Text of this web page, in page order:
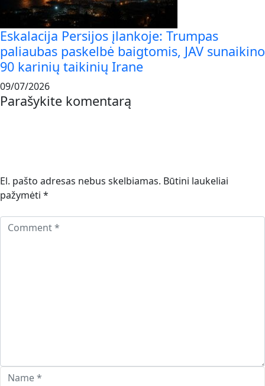
Eskalacija Persijos įlankoje: Trumpas
paliaubas paskelbė baigtomis, JAV sunaikino
90 karinių taikinių Irane
09/07/2026
Parašykite komentarą
El. pašto adresas nebus skelbiamas. Būtini laukeliai
pažymėti *